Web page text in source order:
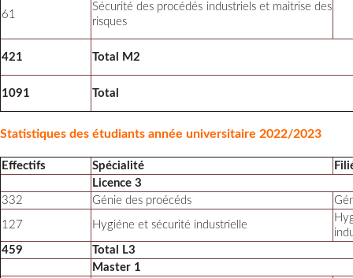
61
Sécurité des procédés industriels et maitrise des
risques
421 Total M2
1091 Total
Statistiques des étudiants année universitaire 2022/2023
Effectifs Spécialité
Licence 3
332
Génie des proécéds
127 Hygiéne et sécurité industrielle
459
Total L3
Master 1